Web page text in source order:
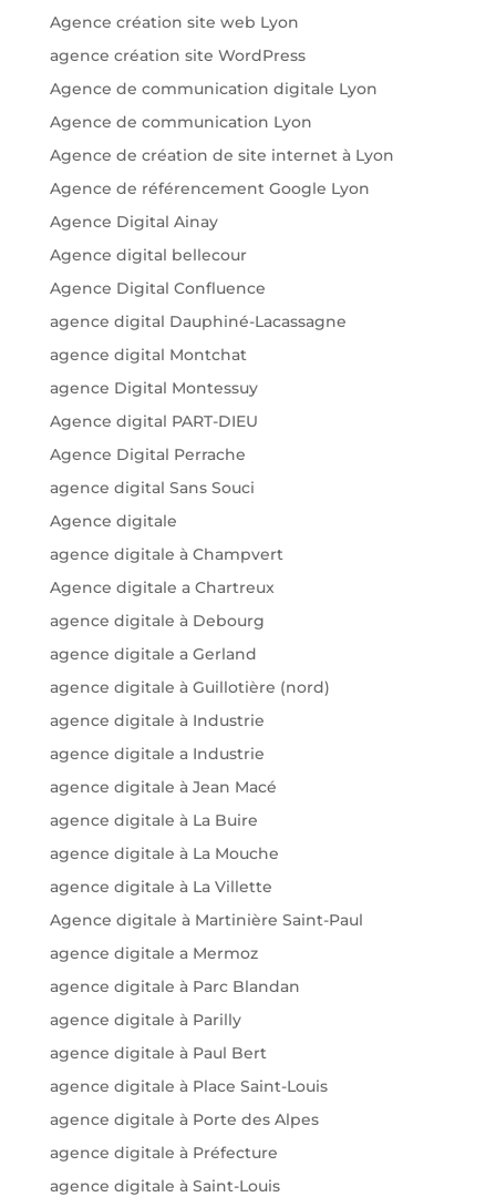
Agence création site web Lyon
agence création site WordPress
Agence de communication digitale Lyon
Agence de communication Lyon
Agence de création de site internet à Lyon
Agence de référencement Google Lyon
Agence Digital Ainay
Agence digital bellecour
Agence Digital Confluence
agence digital Dauphiné-Lacassagne
agence digital Montchat
agence Digital Montessuy
Agence digital PART-DIEU
Agence Digital Perrache
agence digital Sans Souci
Agence digitale
agence digitale à Champvert
Agence digitale a Chartreux
agence digitale à Debourg
agence digitale a Gerland
agence digitale à Guillotière (nord)
agence digitale à Industrie
agence digitale a Industrie
agence digitale à Jean Macé
agence digitale à La Buire
agence digitale à La Mouche
agence digitale à La Villette
Agence digitale à Martinière Saint-Paul
agence digitale a Mermoz
agence digitale à Parc Blandan
agence digitale à Parilly
agence digitale à Paul Bert
agence digitale à Place Saint-Louis
agence digitale à Porte des Alpes
agence digitale à Préfecture
agence digitale à Saint-Louis